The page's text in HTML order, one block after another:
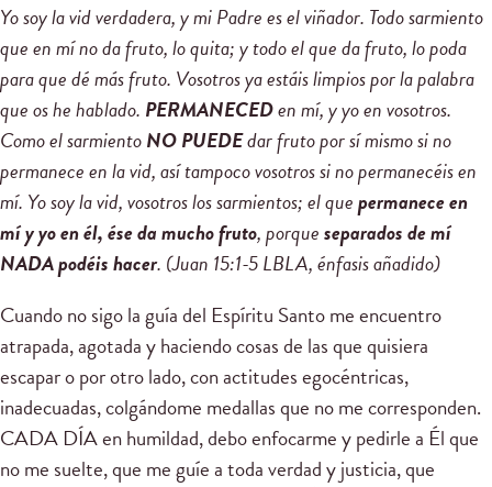
Yo soy la vid verdadera, y mi Padre es el viñador. Todo sarmiento
que en mí no da fruto, lo quita; y todo el que da fruto, lo poda
para que dé más fruto. Vosotros ya estáis limpios por la palabra
que os he hablado. PERMANECEDen mí, y yo en vosotros.
Como el sarmientoNO PUEDEdar fruto por sí mismo si no
permanece en la vid, así tampoco vosotros si no permanecéis en
mí. Yo soy la vid, vosotros los sarmientos; el quepermanece en
mí y yo en él, ése da mucho fruto, porqueseparados de mí
NADA podéis hacer. (Juan 15:1-5LBLA,énfasis añadido)
Cuando no sigo la guía del Espíritu Santo me encuentro
atrapada, agotada y haciendo cosas de las que quisiera
escapar o por otro lado, con actitudes egocéntricas,
inadecuadas, colgándome medallas que no me corresponden.
CADA DÍA en humildad, debo enfocarme y pedirle a Él que
no me suelte, que me guíe a toda verdad y justicia, que